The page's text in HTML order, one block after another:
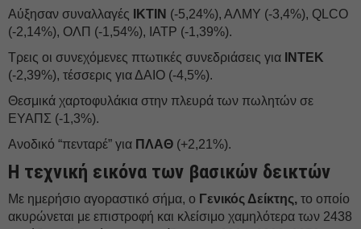
Αύξησαν συναλλαγές
ΙΚΤΙΝ (-5,24%), ΑΛΜΥ (-3,4%), QLCO
(-2,14%), ΟΛΠ (-1,54%), ΙΑΤΡ (-1,39%).
Τρεις οι συνεχόμενες πτωτικές συνεδριάσεις για ΙΝΤΕΚ
(-2,39%), τέσσερις για ΔΑΙΟ (-4,5%).
Θεσμικά χαρτοφυλάκια στην πλευρά των πωλητών σε
ΕΥΑΠΣ (-1,3%).
Ανοδικό “πενταρέ” για ΠΛΑΘ (+2,21%).
Η τεχνική εικόνα των βασικών δεικτών
Με ημερήσιο αγοραστικό σήμα, ο Γενικός Δείκτης, το οποίο
ακυρώνεται με επιστροφή και κλείσιμο χαμηλότερα των 2438